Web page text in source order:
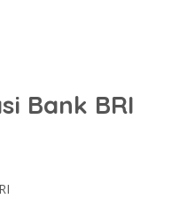
Bank BRI